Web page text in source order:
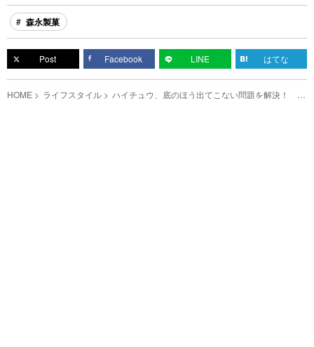
森永製菓
Post Facebook LINE はてな
HOME ライフスタイル ハイチュウ、底のほう出てこない問題を解決！ 次
から開け方をコレに変えるわ